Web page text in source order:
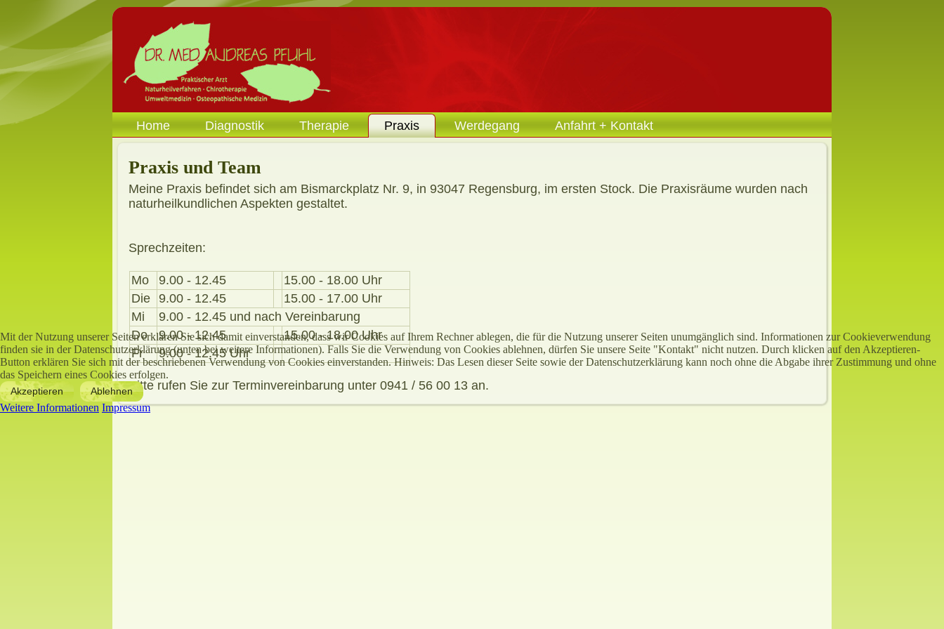
Home Diagnostik Therapie Praxis Werdegang Anfahrt + Kontakt
Praxis und Team
Meine Praxis befindet sich am Bismarckplatz Nr. 9, in 93047 Regensburg, im ersten Stock. Die Praxisräume wurden nach
naturheilkundlichen Aspekten gestaltet.
Sprechzeiten:
Mo 9.00 - 12.45
15.00 - 18.00 Uhr
Die
9.00 - 12.45
15.00 - 17.00 Uhr
Mi
9.00 - 12.45 und nach Vereinbarung
Do
9.00 - 12.45
15.00 - 18.00 Uhr
Fr
9.00 - 12.45 Uhr
Bitte rufen Sie zur Terminvereinbarung unter 0941 / 56 00 13 an.
Mit der Nutzung unserer Seiten erklären Sie sich damit einverstanden, dass wir Cookies auf Ihrem Rechner ablegen, die für die Nutzung unserer Seiten unumgänglich sind. Informationen zur Cookieverwendung
finden sie in der Datenschutzerklärung (unten bei weitere Informationen). Falls Sie die Verwendung von Cookies ablehnen, dürfen Sie unsere Seite "Kontakt" nicht nutzen. Durch klicken auf den Akzeptieren-
Button erklären Sie sich mit der beschriebenen Verwendung von Cookies einverstanden. Hinweis: Das Lesen dieser Seite sowie der Datenschutzerklärung kann noch ohne die Abgabe ihrer Zustimmung und ohne
das Speichern eines Cookies erfolgen.
Akzeptieren Ablehnen
Weitere Informationen Impressum